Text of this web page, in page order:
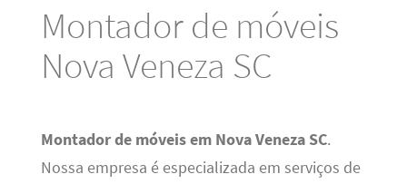
Montador de móveis
Nova Veneza SC
Montador de móveis em Nova Veneza SC.
Nossa empresa é especializada em serviços de